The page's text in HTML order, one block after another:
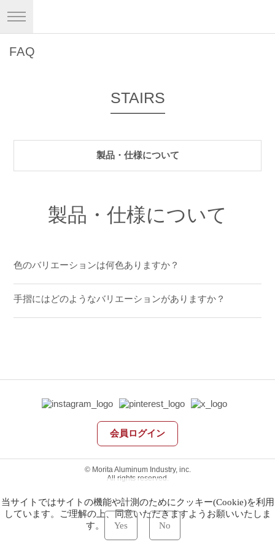
FAQ
STAIRS
製品・仕様について
製品・仕様について
色のバリエーションは何色ありますか？
手摺にはどのようなバリエーションがありますか？
会員ログイン
© Morita Aluminum Industry, inc.
All rights reserved.
当サイトではサイトの機能や計測のためにクッキー(Cookie)を利用
しています。ご理解の上、同意いただきますようお願いいたしま
す。
Yes No